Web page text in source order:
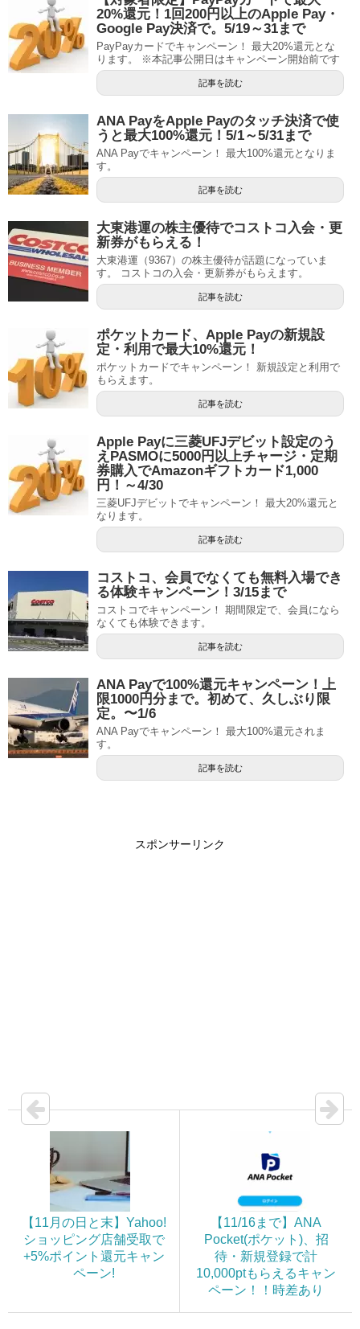
20%還元！1回200円以上のApple Pay・
Google Pay決済で。5/19～31まで
PayPayカードでキャンペーン！ 最大20%還元とな
ります。 ※本記事公開日はキャンペーン開始前です
記事を読む
ANA PayをApple Payのタッチ決済で使
うと最大100%還元！5/1～5/31まで
ANA Payでキャンペーン！ 最大100%還元となりま
す。
記事を読む
大東港運の株主優待でコストコ入会・更
新券がもらえる！
大東港運（9367）の株主優待が話題になっていま
す。 コストコの入会・更新券がもらえます。
記事を読む
ポケットカード、Apple Payの新規設
定・利用で最大10%還元！
ポケットカードでキャンペーン！ 新規設定と利用で
もらえます。
記事を読む
Apple Payに三菱UFJデビット設定のう
えPASMOに5000円以上チャージ・定期
券購入でAmazonギフトカード1,000
円！～4/30
三菱UFJデビットでキャンペーン！ 最大20%還元と
なります。
記事を読む
コストコ、会員でなくても無料入場でき
る体験キャンペーン！3/15まで
コストコでキャンペーン！ 期間限定で、会員になら
なくても体験できます。
記事を読む
ANA Payで100%還元キャンペーン！上
限1000円分まで。初めて、久しぶり限
定。〜1/6
ANA Payでキャンペーン！ 最大100%還元されま
す。
記事を読む
スポンサーリンク
【11月の日と末】Yahoo!
ショッピング店舗受取で
+5%ポイント還元キャン
ペーン!
【11/16まで】ANA
Pocket(ポケット)、招
待・新規登録で計
10,000ptもらえるキャン
ペーン！！時差あり